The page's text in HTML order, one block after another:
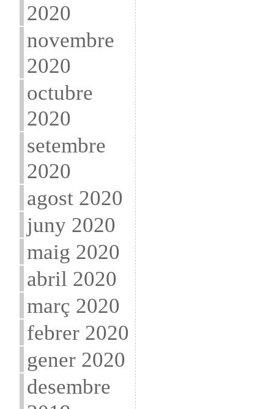
2020
novembre
2020
octubre
2020
setembre
2020
agost 2020
juny 2020
maig 2020
abril 2020
març 2020
febrer 2020
gener 2020
desembre